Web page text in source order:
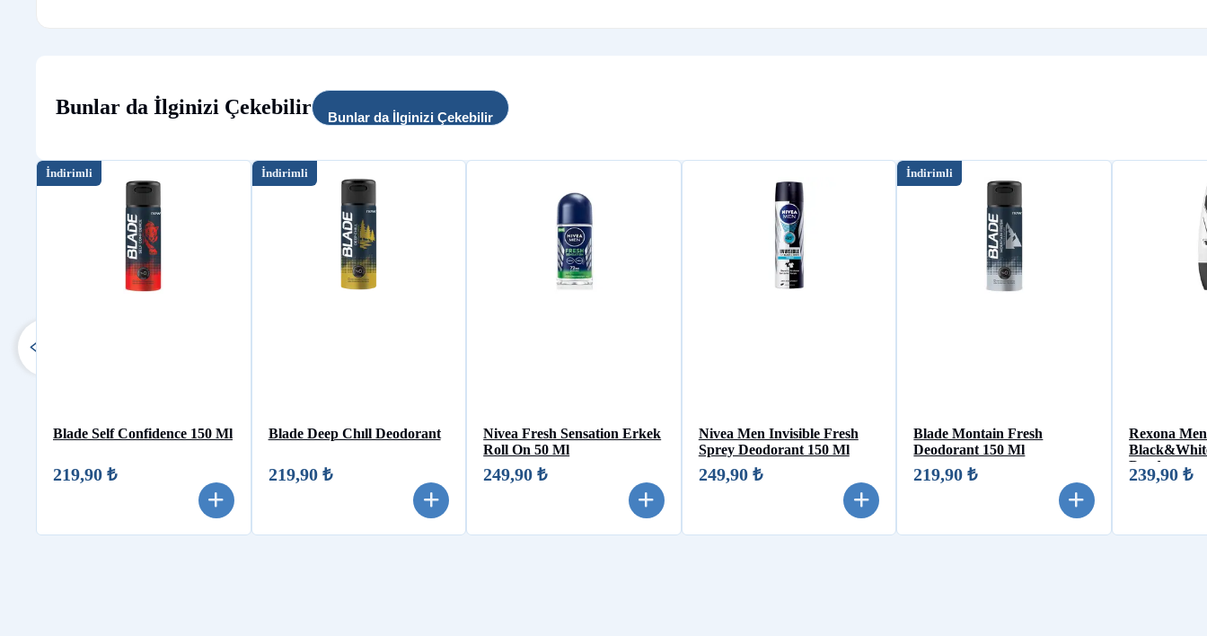
Bunlar da İlginizi Çekebilir Bunlar da İlginizi Çekebilir
İndirimli
Blade Self Confidence 150 Ml
219,90 ₺
İndirimli
Blade Deep Chıll Deodorant
219,90 ₺
Nivea Fresh Sensation Erkek
Roll On 50 Ml
249,90 ₺
Nivea Men Invisible Fresh
Sprey Deodorant 150 Ml
249,90 ₺
İndirimli
Blade Montain Fresh
Deodorant 150 Ml
219,90 ₺
Rexona
Deodorant
239,90 ₺